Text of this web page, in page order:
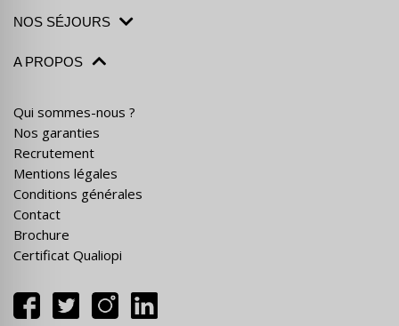
NOS SÉJOURS
A PROPOS
Qui sommes-nous ?
Nos garanties
Recrutement
Mentions légales
Conditions générales
Contact
Brochure
Certificat Qualiopi